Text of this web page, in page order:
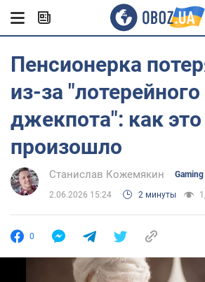
Пенсионерка
из-за "лотерейного
джекпота": как это
произошло
Станислав Кожемякин
2.06.2026 15:24 2 минуты
0